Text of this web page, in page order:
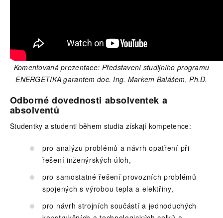
Komentovaná prezentace: Představení studijního programu
ENERGETIKA garantem doc. Ing. Markem Balášem, Ph.D.
Odborné dovednosti absolventek a
absolventů
Studentky a studenti během studia získají kompetence:
pro analýzu problémů a návrh opatření při
řešení inženýrských úloh,
pro samostatné řešení provozních problémů
spojených s výrobou tepla a elektřiny,
pro návrh strojních součástí a jednoduchých